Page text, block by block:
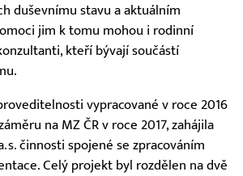
duševnímu stavu a aktuálním
jim k tomu mohou i rodinní
kteří bývají součástí
vypracované v roce 2016
na MZ ČR v roce 2017, zahájila
činnosti spojené se zpracováním
Celý projekt byl rozdělen na dvě